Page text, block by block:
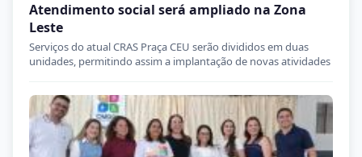
Atendimento social será ampliado na Zona
Leste
Serviços do atual CRAS Praça CEU serão divididos em duas
unidades, permitindo assim a implantação de novas atividades